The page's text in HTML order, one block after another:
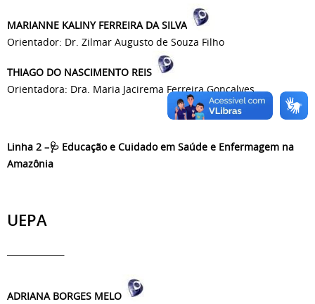
MARIANNE KALINY FERREIRA DA SILVA
Orientador: Dr. Zilmar Augusto de Souza Filho
THIAGO DO NASCIMENTO REIS
Orientadora: Dra. Maria Jacirema Ferreira Gonçalves
Linha 2 –🩺 Educação e Cuidado em Saúde e Enfermagem na
Amazônia
UEPA
ADRIANA BORGES MELO